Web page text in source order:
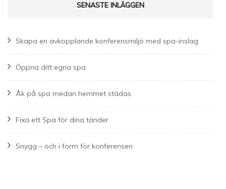
SENASTE INLÄGGEN
Skapa en avkopplande konferensmiljö med spa-inslag
Öppna ditt egna spa
Åk på spa medan hemmet städas
Fixa ett Spa för dina tänder
Snygg – och i form för konferensen